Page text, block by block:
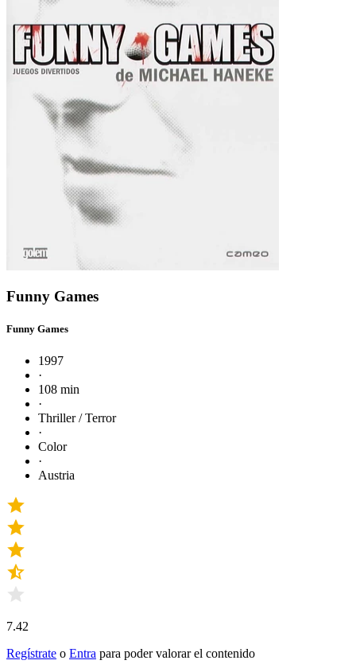
Funny Games
Funny Games
1997
·
108 min
·
Thriller / Terror
·
Color
·
Austria
7.42
Regístrate o Entra para poder valorar el contenido